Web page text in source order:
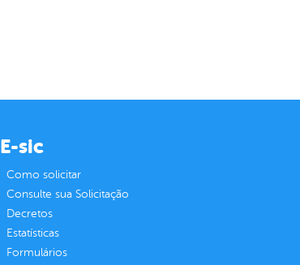
E-sic
Como solicitar
Consulte sua Solicitação
Decretos
Estatísticas
Formulários